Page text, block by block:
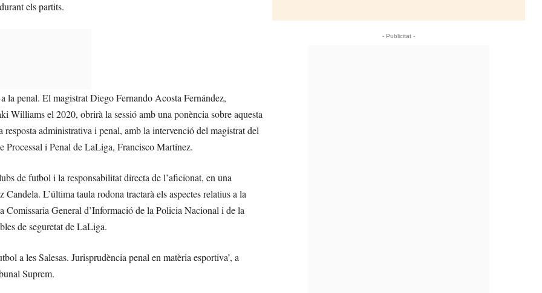
els partits.
la penal. El magistrat Diego Fernando Acosta Fernández,
Williams el 2020, obrirà la sessió amb una ponència sobre aquesta
administrativa i penal, amb la intervenció del magistrat del
i Penal de LaLiga, Francisco Martínez.
de futbol i la responsabilitat directa de l’aficionat, en una
L’última taula rodona tractarà els aspectes relatius a la
Comissaria General d’Informació de la Policia Nacional i de la
de seguretat de LaLiga.
a les Salesas. Jurisprudència penal en matèria esportiva’, a
Suprem.
- Publicitat -